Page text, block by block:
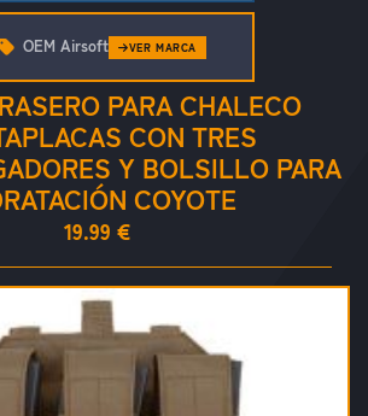
PARA CHALECO
CON TRES
Y BOLSILLO PARA
COYOTE
19.99 €
OEM Airsoft VER MARCA